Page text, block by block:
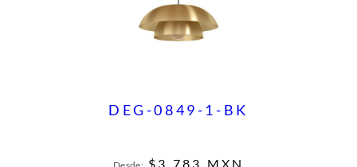
DEG-0849-1-BK
$ 3,783 MXN